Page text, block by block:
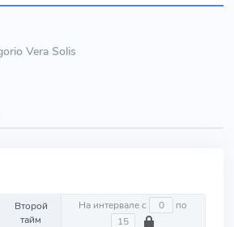
Vera Solis
Второй
тайм
На интервале с по